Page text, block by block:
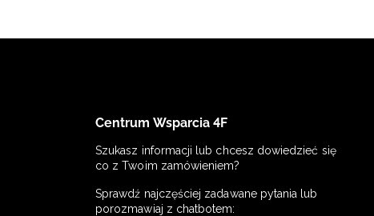
Centrum Wsparcia 4F
Szukasz informacji lub chcesz dowiedzieć się
co z Twoim zamówieniem?
Sprawdź najczęściej zadawane pytania lub
porozmawiaj z chatbotem: